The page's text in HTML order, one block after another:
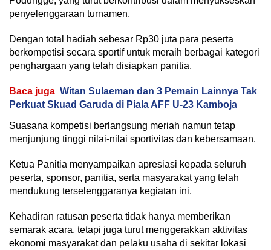
penyelenggaraan turnamen.
Dengan total hadiah sebesar Rp30 juta para peserta
berkompetisi secara sportif untuk meraih berbagai kategori
penghargaan yang telah disiapkan panitia.
Baca juga Witan Sulaeman dan 3 Pemain Lainnya Tak
Perkuat Skuad Garuda di Piala AFF U-23 Kamboja
Suasana kompetisi berlangsung meriah namun tetap
menjunjung tinggi nilai-nilai sportivitas dan kebersamaan.
Ketua Panitia menyampaikan apresiasi kepada seluruh
peserta, sponsor, panitia, serta masyarakat yang telah
mendukung terselenggaranya kegiatan ini.
Kehadiran ratusan peserta tidak hanya memberikan
semarak acara, tetapi juga turut menggerakkan aktivitas
ekonomi masyarakat dan pelaku usaha di sekitar lokasi